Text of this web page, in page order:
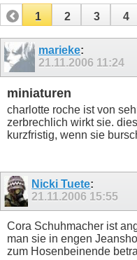
1
2 3 4
11 12
marieke:
21.11.2006 11:24
miniaturen
charlotte roche ist von
zerbrechlich wirkt sie.
kurzfristig, wenn sie
Nicki Tuete:
21.11.2006 15:55
Cora Schuhmacher ist
man sie in engen
zum Hosenbeinende